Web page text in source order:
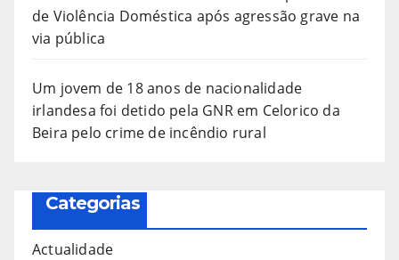
de Violência Doméstica após agressão grave na
via pública
Um jovem de 18 anos de nacionalidade
irlandesa foi detido pela GNR em Celorico da
Beira pelo crime de incêndio rural
Categorias
Actualidade